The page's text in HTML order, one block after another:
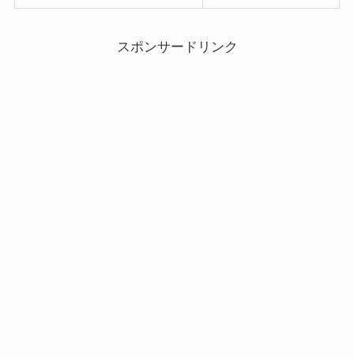
スポンサードリンク